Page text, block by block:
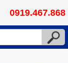
0919.467.868